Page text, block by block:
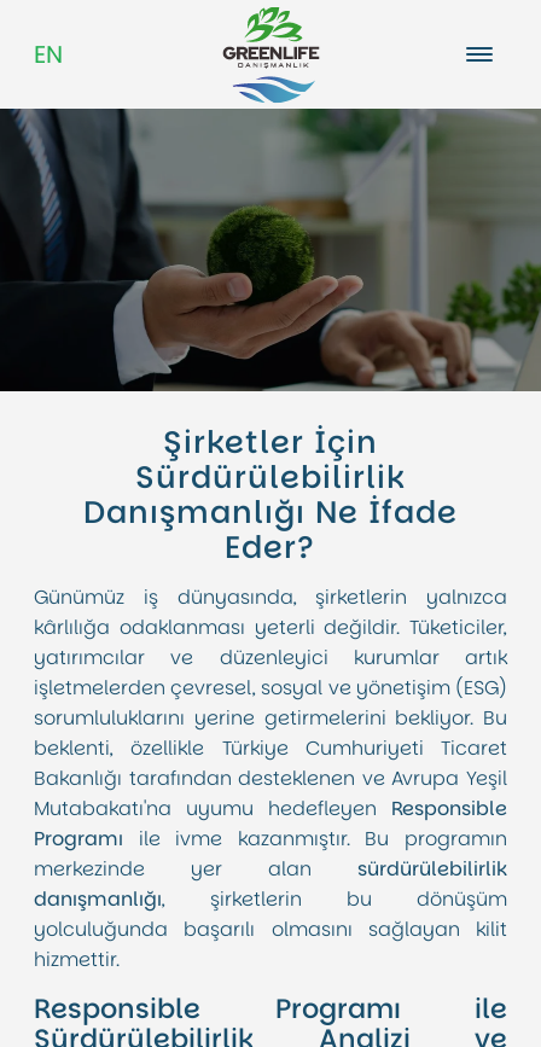
EN
Hakkımızda
Kariyer
Blog
Şirketler İçin
Sürdürülebilirlik
Danışmanlığı Ne İfade
Eder?
Günümüz iş dünyasında, şirketlerin yalnızca
kârlılığa odaklanması yeterli değildir. Tüketiciler,
yatırımcılar ve düzenleyici kurumlar artık
işletmelerden çevresel, sosyal ve yönetişim (ESG)
sorumluluklarını yerine getirmelerini bekliyor. Bu
beklenti, özellikle Türkiye Cumhuriyeti Ticaret
Bakanlığı tarafından desteklenen ve Avrupa Yeşil
Mutabakatı'na uyumu hedefleyen Responsible
Programı ile ivme kazanmıştır. Bu programın
merkezinde yer alan sürdürülebilirlik
danışmanlığı, şirketlerin bu dönüşüm
yolculuğunda başarılı olmasını sağlayan kilit
hizmettir.
Responsible Programı ile
Sürdürülebilirlik Analizi ve